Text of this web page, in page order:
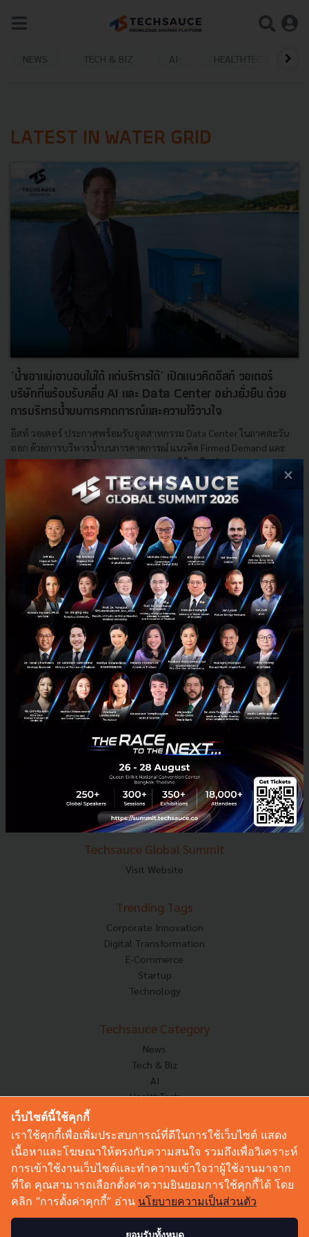
NEWS TECH & BIZ AI HEALTHTECH
LATEST IN WATER GRID
‘น้ำเอาแน่เอานอนไม่ได้ แต่บริหารได้’ เปิดแนวคิดอีสท์ วอเตอร์
บริษัทที่พร้อมรับคลื่น AI และ Data Center อย่างยั่งยืน ด้วย
การบริหารน้ำบนการคาดการณ์และความไว้วางใจ
อีสท์ วอเตอร์ ประกาศพร้อมรับอุตสาหกรรม Data Center ในภาคตะวัน
ออก ด้วยการบริหารน้ำบนการคาดการณ์ แนวคิด Firmed Demand และ
Demand & Supply Engagement บนความไว้วางใจ ผ่าน Water Grid 55...
มิถุนายน 29, 2026| ByTechsauce Team
Sustainable Focus ESG EEC East Water Water Grid
E-mail :contact@techsauce.co
Tel : 02-001-5375
Mobile : 06-4658-9500
Techsauce Media
About Techsauce
Techsauce Services
Privacy Policy
ส่งบทความ
Techsauce Global Summit
Visit Website
Trending Tags
Corporate Innovation
Digital Transformation
E-Commerce
Startup
Technology
Techsauce Category
News
Tech & Biz
AI
HealthTech
Corp Innov
Saucy Thoughts
Sustainable
Videos
Podcast
×
เว็บไซต์นี้ใช้คุกกี้
เราใช้คุกกี้เพื่อเพิ่มประสบการณ์ที่ดีในการใช้เว็บไซต์ แสดง
เนื้อหาและโฆษณาให้ตรงกับความสนใจ รวมถึงเพื่อวิเคราะห์
การเข้าใช้งานเว็บไซต์และทำความเข้าใจว่าผู้ใช้งานมาจาก
ที่ใด คุณสามารถเลือกตั้งค่าความยินยอมการใช้คุกกี้ได้ โดย
คลิก “การตั้งค่าคุกกี้” อ่าน นโยบายความเป็นส่วนตัว
ยอมรับทั้งหมด